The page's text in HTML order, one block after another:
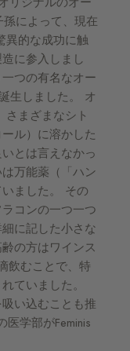
孫によって、現在
異的な成功に触
に参入しまし
つの有名なオー
生しました。 オ
まざまなシト
ル）に溶かした
とは言えなかっ
万能薬（「ハン
ました。 その
コンの一つ一つ
に記した小さな
の方はワインス
飲むことで、特
ていました。
い込むことも推
学部がFeminis